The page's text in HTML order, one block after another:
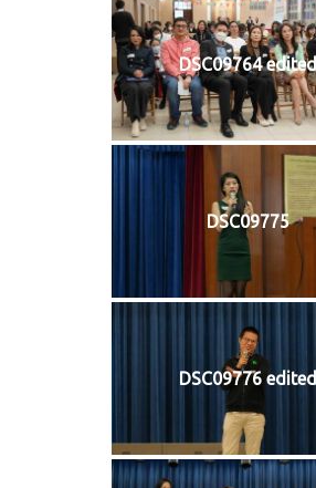
DSC09764 edited
DSC09775
DSC09776 edited